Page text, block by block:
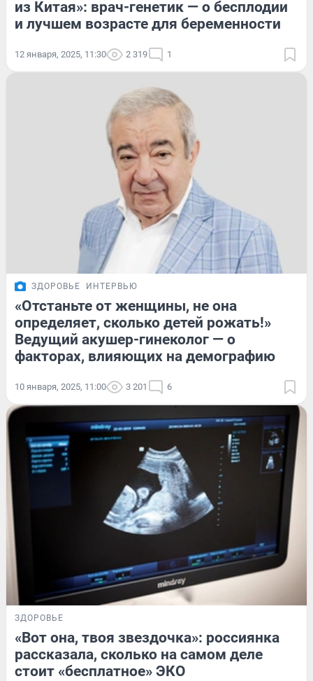
из Китая»: врач-генетик — о бесплодии
и лучшем возрасте для беременности
12 января, 2025, 11:30 2 319 1
ЗДОРОВЬЕ ИНТЕРВЬЮ
«Отстаньте от женщины, не она
определяет, сколько детей рожать!»
Ведущий акушер-гинеколог — о
факторах, влияющих на демографию
10 января, 2025, 11:00 3 201 6
ЗДОРОВЬЕ
«Вот она, твоя звездочка»: россиянка
рассказала, сколько на самом деле
стоит «бесплатное» ЭКО